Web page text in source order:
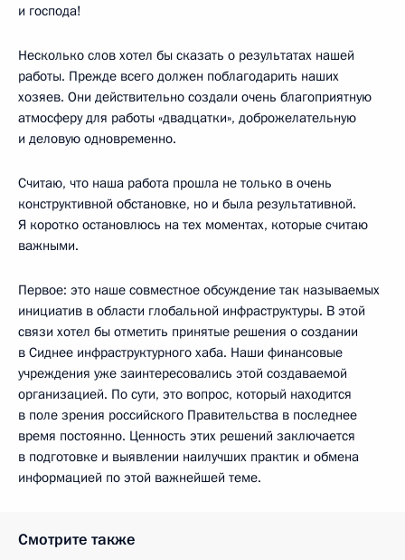
и господа!
Несколько слов хотел бы сказать о результатах нашей
работы. Прежде всего должен поблагодарить наших
хозяев. Они действительно создали очень благоприятную
атмосферу для работы «двадцатки», доброжелательную
и деловую одновременно.
Считаю, что наша работа прошла не только в очень
конструктивной обстановке, но и была результативной.
Я коротко остановлюсь на тех моментах, которые считаю
важными.
Первое: это наше совместное обсуждение так называемых
инициатив в области глобальной инфраструктуры. В этой
связи хотел бы отметить принятые решения о создании
в Сиднее инфраструктурного хаба. Наши финансовые
учреждения уже заинтересовались этой создаваемой
организацией. По сути, это вопрос, который находится
в поле зрения российского Правительства в последнее
время постоянно. Ценность этих решений заключается
в подготовке и выявлении наилучших практик и обмена
информацией по этой важнейшей теме.
Смотрите также